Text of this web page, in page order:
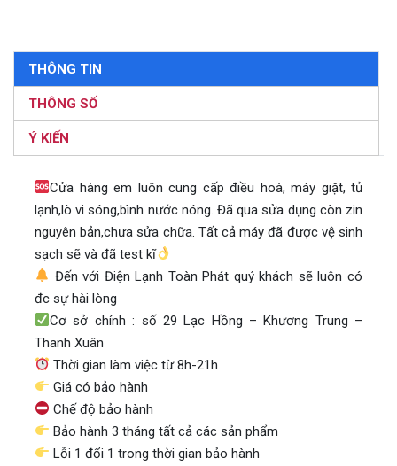
THÔNG TIN
THÔNG SỐ
Ý KIẾN
Cửa hàng em luôn cung cấp điều hoà, máy giặt, tủ
lạnh,lò vi sóng,bình nước nóng. Đã qua sửa dụng còn zin
nguyên bản,chưa sửa chữa. Tất cả máy đã được vệ sinh
sạch sẽ và đã test kĩ
Đến với Điện Lạnh Toàn Phát quý khách sẽ luôn có
đc sự hài lòng
Cơ sở chính : số 29 Lạc Hồng – Khương Trung –
Thanh Xuân
Thời gian làm việc từ 8h-21h
Giá có bảo hành
Chế độ bảo hành
Bảo hành 3 tháng tất cả các sản phẩm
Lỗi 1 đổi 1 trong thời gian bảo hành